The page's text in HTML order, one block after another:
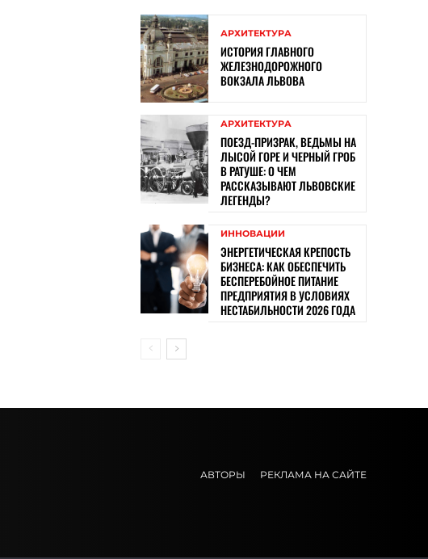
АРХИТЕКТУРА
ИСТОРИЯ ГЛАВНОГО
ЖЕЛЕЗНОДОРОЖНОГО
ВОКЗАЛА ЛЬВОВА
АРХИТЕКТУРА
ПОЕЗД-ПРИЗРАК, ВЕДЬМЫ НА
ЛЫСОЙ ГОРЕ И ЧЕРНЫЙ ГРОБ
В РАТУШЕ: О ЧЕМ
РАССКАЗЫВАЮТ ЛЬВОВСКИЕ
ЛЕГЕНДЫ?
ИННОВАЦИИ
ЭНЕРГЕТИЧЕСКАЯ КРЕПОСТЬ
БИЗНЕСА: КАК ОБЕСПЕЧИТЬ
БЕСПЕРЕБОЙНОЕ ПИТАНИЕ
ПРЕДПРИЯТИЯ В УСЛОВИЯХ
НЕСТАБИЛЬНОСТИ 2026 ГОДА
АВТОРЫ РЕКЛАМА НА САЙТЕ